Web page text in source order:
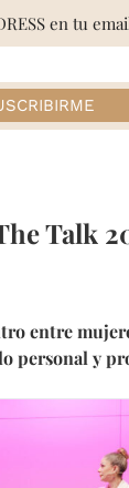
2024
Talk
entre
personal y
en tu